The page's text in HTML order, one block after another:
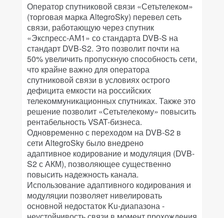
Оператор спутниковой связи «Сетьтелеком»
(торговая марка AltegroSky) перевел сеть
связи, работающую через спутник
«Экспресс-АМ1» со стандарта DVB-S на
стандарт DVB-S2. Это позволит почти на
50% увеличить пропускную способность сети,
что крайне важно для оператора
спутниковой связи в условиях острого
дефицита емкости на российских
телекоммуникационных спутниках. Также это
решение позволит «Сетьтелекому» повысить
рентабельность VSAT-бизнеса.
Одновременно с переходом на DVB-S2 в
сети AltegroSky было внедрено
адаптивное кодирование и модуляция (DVB-
S2 с АКМ), позволяющее существенно
повысить надежность канала.
Использование адаптивного кодирования и
модуляции позволяет нивелировать
основной недостаток Ku-диапазона -